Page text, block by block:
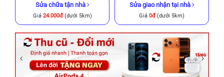
Sửa chữa tận nhà
Giá 24.000đ(dưới 5km)
Sửa giao nhận tại nhà
Giá 0đ (dưới 5km)